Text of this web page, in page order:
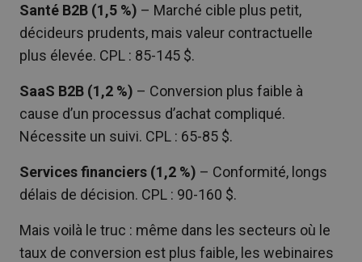
Santé B2B (1,5 %) – Marché cible plus petit,
décideurs prudents, mais valeur contractuelle
plus élevée. CPL : 85-145 $.
SaaS B2B (1,2 %) – Conversion plus faible à
cause d’un processus d’achat compliqué.
Nécessite un suivi. CPL : 65-85 $.
Services financiers (1,2 %) – Conformité, longs
délais de décision. CPL : 90-160 $.
Mais voilà le truc : même dans les secteurs où le
taux de conversion est plus faible, les webinaires